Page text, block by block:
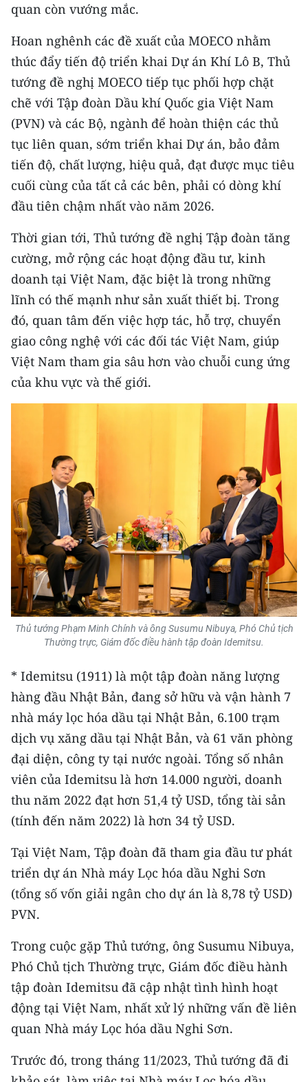
Duyên hải Nam Trung Bộ và Tây
Nguyên
Đông Nam Bộ
Đồng bằng sông Cửu Long
Chuyên trang Hà Nội
Chuyên trang TP. Hồ Chí Minh
CHUYÊN ĐỀ
VỀ BÁO NHÂN DÂN
THỜI NAY
NHÂN DÂN CUỐI TUẦN
NHÂN DÂN HẰNG THÁNG
ENGLISH
中文
FRANÇAIS
РУССКИЙ
ESPAÑOL
quan còn vướng mắc.
Hoan nghênh các đề xuất của MOECO nhằm
thúc đẩy tiến độ triển khai Dự án Khí Lô B, Thủ
tướng đề nghị MOECO tiếp tục phối hợp chặt
chẽ với Tập đoàn Dầu khí Quốc gia Việt Nam
(PVN) và các Bộ, ngành để hoàn thiện các thủ
tục liên quan, sớm triển khai Dự án, bảo đảm
tiến độ, chất lượng, hiệu quả, đạt được mục tiêu
cuối cùng của tất cả các bên, phải có dòng khí
đầu tiên chậm nhất vào năm 2026.
Thời gian tới, Thủ tướng đề nghị Tập đoàn tăng
cường, mở rộng các hoạt động đầu tư, kinh
doanh tại Việt Nam, đặc biệt là trong những
lĩnh có thế mạnh như sản xuất thiết bị. Trong
đó, quan tâm đến việc hợp tác, hỗ trợ, chuyển
giao công nghệ với các đối tác Việt Nam, giúp
Việt Nam tham gia sâu hơn vào chuỗi cung ứng
của khu vực và thế giới.
Thủ tướng Phạm Minh Chính và ông Susumu Nibuya, Phó Chủ tịch
Thường trực, Giám đốc điều hành tập đoàn Idemitsu.
* Idemitsu (1911) là một tập đoàn năng lượng
hàng đầu Nhật Bản, đang sở hữu và vận hành 7
nhà máy lọc hóa dầu tại Nhật Bản, 6.100 trạm
dịch vụ xăng dầu tại Nhật Bản, và 61 văn phòng
đại diện, công ty tại nước ngoài. Tổng số nhân
viên của Idemitsu là hơn 14.000 người, doanh
thu năm 2022 đạt hơn 51,4 tỷ USD, tổng tài sản
(tính đến năm 2022) là hơn 34 tỷ USD.
Tại Việt Nam, Tập đoàn đã tham gia đầu tư phát
triển dự án Nhà máy Lọc hóa dầu Nghi Sơn
(tổng số vốn giải ngân cho dự án là 8,78 tỷ USD)
PVN.
Trong cuộc gặp Thủ tướng, ông Susumu Nibuya,
Phó Chủ tịch Thường trực, Giám đốc điều hành
tập đoàn Idemitsu đã cập nhật tình hình hoạt
động tại Việt Nam, nhất xử lý những vấn đề liên
quan Nhà máy Lọc hóa dầu Nghi Sơn.
Trước đó, trong tháng 11/2023, Thủ tướng đã đi